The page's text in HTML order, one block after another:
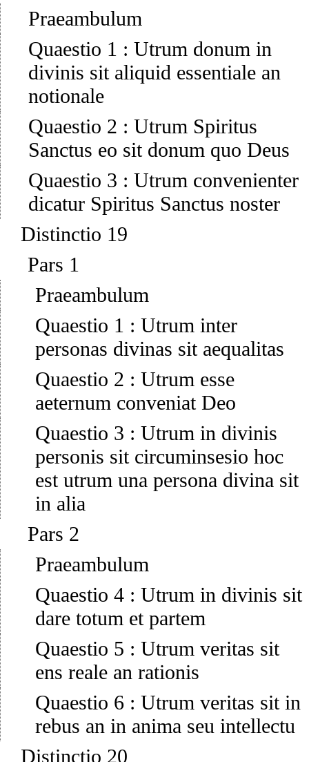
Praeambulum
Quaestio 1 : Utrum donum in
divinis sit aliquid essentiale an
notionale
Quaestio 2 : Utrum Spiritus
Sanctus eo sit donum quo Deus
Quaestio 3 : Utrum convenienter
dicatur Spiritus Sanctus noster
Distinctio 19
Pars 1
Praeambulum
Quaestio 1 : Utrum inter
personas divinas sit aequalitas
Quaestio 2 : Utrum esse
aeternum conveniat Deo
Quaestio 3 : Utrum in divinis
personis sit circuminsesio hoc
est utrum una persona divina sit
in alia
Pars 2
Praeambulum
Quaestio 4 : Utrum in divinis sit
dare totum et partem
Quaestio 5 : Utrum veritas sit
ens reale an rationis
Quaestio 6 : Utrum veritas sit in
rebus an in anima seu intellectu
Distinctio 20